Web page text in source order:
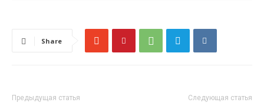
Share
Предыдущая статья Следующая статья